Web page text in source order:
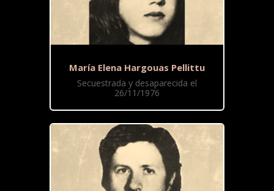
María Elena Hargouas Pellittu
Secuestrada y desaparecida el
26/11/1976